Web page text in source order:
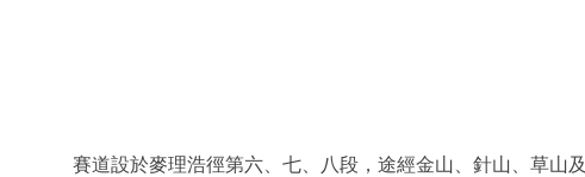
賽道設於麥理浩徑第六、七、八段，途經金山、針山、草山